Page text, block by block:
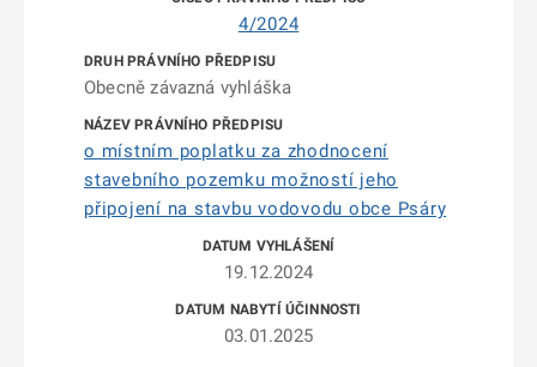
4/2024
Obecně závazná vyhláška
o místním poplatku za zhodnocení
stavebního pozemku možností jeho
připojení na stavbu vodovodu obce Psáry
19.12.2024
03.01.2025